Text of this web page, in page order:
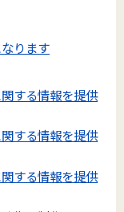
ります
する情報を提供
する情報を提供
する情報を提供